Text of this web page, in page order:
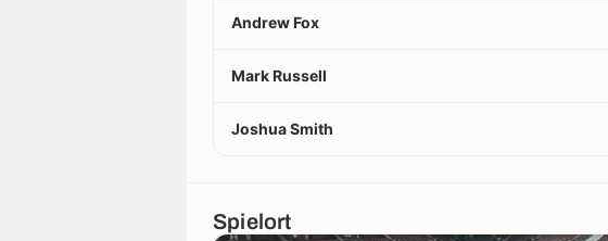
Andrew Fox
Mark Russell
Joshua Smith
Spielort